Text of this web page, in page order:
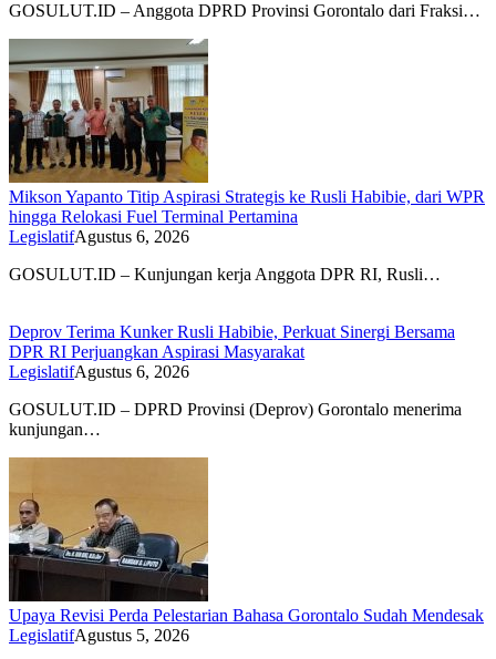
GOSULUT.ID – Anggota DPRD Provinsi Gorontalo dari Fraksi…
Mikson Yapanto Titip Aspirasi Strategis ke Rusli Habibie, dari WPR
hingga Relokasi Fuel Terminal Pertamina
LegislatifAgustus 6, 2026
GOSULUT.ID – Kunjungan kerja Anggota DPR RI, Rusli…
Deprov Terima Kunker Rusli Habibie, Perkuat Sinergi Bersama
DPR RI Perjuangkan Aspirasi Masyarakat
LegislatifAgustus 6, 2026
GOSULUT.ID – DPRD Provinsi (Deprov) Gorontalo menerima
kunjungan…
Upaya Revisi Perda Pelestarian Bahasa Gorontalo Sudah Mendesak
LegislatifAgustus 5, 2026